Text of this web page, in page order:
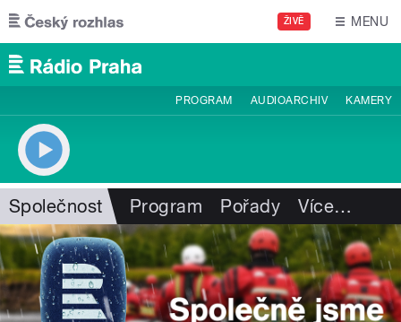
Přejít k hlavnímu obsahu
ŽIVĚ MENU
PROGRAM AUDIOARCHIV KAMERY
Společnost Program Pořady Více…